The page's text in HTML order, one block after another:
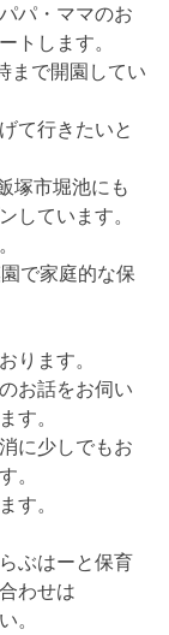
パ・ママのお
トします。
まで開園してい
て行きたいと
塚市堀池にも
しています。
で家庭的な保
ります。
お話をお伺い
す。
に少しでもお
。
す。
ぶはーと保育
わせは
。